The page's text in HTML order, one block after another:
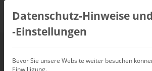
Datenschutz-Hinweise und
‑Einstellungen
Bevor Sie unsere Website weiter besuchen
Einwilligung.